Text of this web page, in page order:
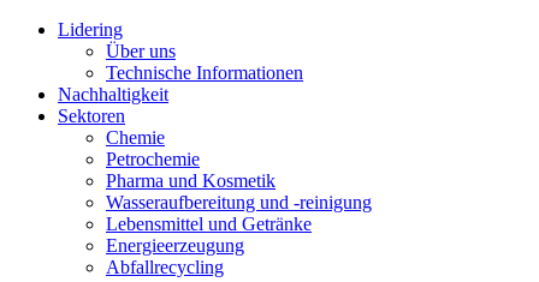
Lidering
Über uns
Technische Informationen
Nachhaltigkeit
Sektoren
Chemie
Petrochemie
Pharma und Kosmetik
Wasseraufbereitung und -reinigung
Lebensmittel und Getränke
Energieerzeugung
Abfallrecycling